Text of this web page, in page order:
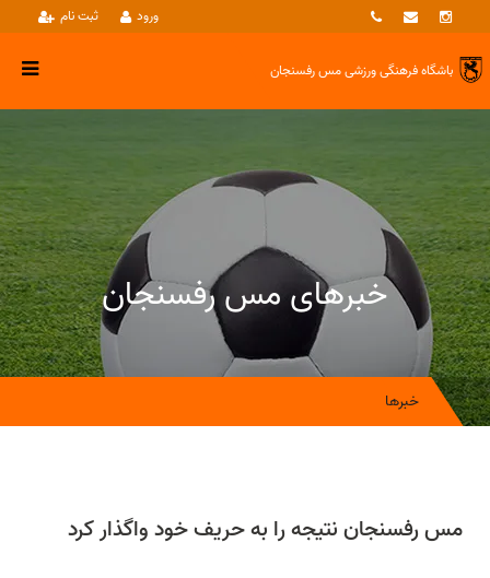
ثبت نام ورود
باشگاه فرهنگی ورزشیمس رفسنجان
خبرهای مس رفسنجان
خبرها
مس رفسنجان نتیجه را به حریف خود واگذار کرد